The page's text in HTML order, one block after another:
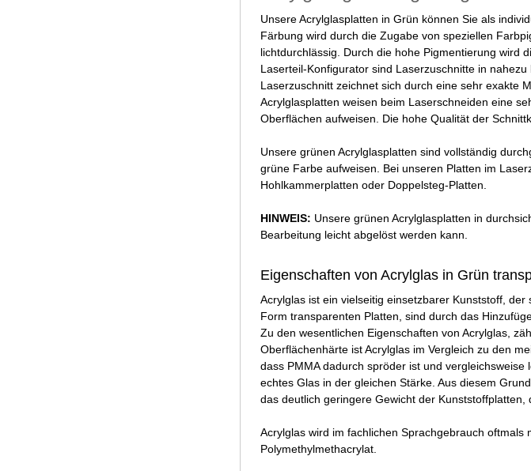
Unsere Acrylglasplatten in Grün können Sie als
Färbung wird durch die Zugabe von speziellen
lichtdurchlässig. Durch die hohe Pigmentierung wird
Laserteil-Konfigurator sind Laserzuschnitte in
Laserzuschnitt zeichnet sich durch eine sehr exakte
Acrylglasplatten weisen beim Laserschneiden eine
Oberflächen aufweisen. Die hohe Qualität der
Unsere grünen Acrylglasplatten sind vollständig
grüne Farbe aufweisen. Bei unseren Platten im
Hohlkammerplatten oder Doppelsteg-Platten.
HINWEIS: Unsere grünen Acrylglasplatten in
Bearbeitung leicht abgelöst werden kann.
Eigenschaften von Acrylglas in Grün
Acrylglas ist ein vielseitig einsetzbarer Kunststoff,
Form transparenten Platten, sind durch das
Zu den wesentlichen Eigenschaften von Acrylglas,
Oberflächenhärte ist Acrylglas im Vergleich zu den
dass PMMA dadurch spröder ist und
echtes Glas in der gleichen Stärke. Aus diesem
das deutlich geringere Gewicht der
Acrylglas wird im fachlichen Sprachgebrauch
Polymethylmethacrylat.